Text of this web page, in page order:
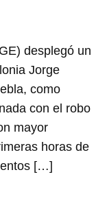
desplegó un
Jorge
como
con el robo
mayor
horas de
[…]